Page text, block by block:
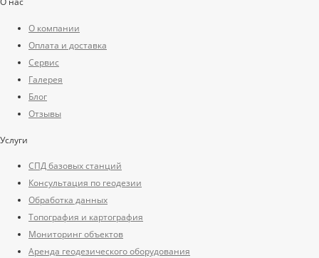
О компании
Оплата и доставка
Сервис
Галерея
Блог
Отзывы
Услуги
СПД базовых станций
Консультация по геодезии
Обработка данных
Топография и картография
Мониторинг объектов
Аренда геодезического оборудования